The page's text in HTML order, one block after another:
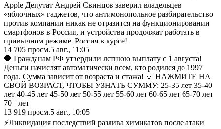
Apple Депутат Андрей Свинцов заверил владельцев
«яблочных» гаджетов, что антимонопольное разбирательство
против компании никак не отразится на функционировании
смартфонов в России, и устройства продолжат работать в
привычном режиме. Россия в курсе!
14 705 просм.5 авг., 11:05
🛑 Гражданам РФ утвердили летнюю выплату с 1 августа!
Деньги начислят автоматически всем, кто родился до 1997
года. Сумма зависит от возраста и стажа! 🔽 НАЖМИТЕ НА
СВОЙ ВОЗРАСТ, ЧТОБЫ УЗНАТЬ СУММУ: 25-35 лет 35-40
лет 40-45 лет 45-50 лет 50-55 лет 55-60 лет 60-65 лет 65-70 лет
70+ лет
13 919 просм.5 авг., 10:05
⚡Ликвидация последствий разлива химикатов после атаки